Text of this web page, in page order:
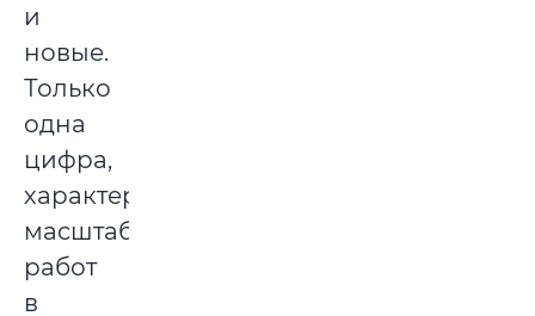
и
новые.
Только
одна
цифра,
характеризующая
масштаб
работ
в